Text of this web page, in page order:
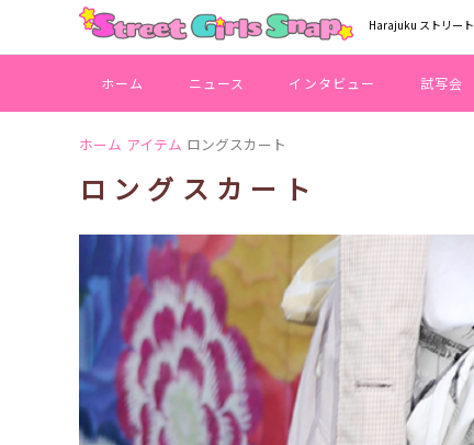
Harajuku ストリー
ホーム ニュース インタビュー 試写会
ホーム アイテム ロングスカート
ロングスカート